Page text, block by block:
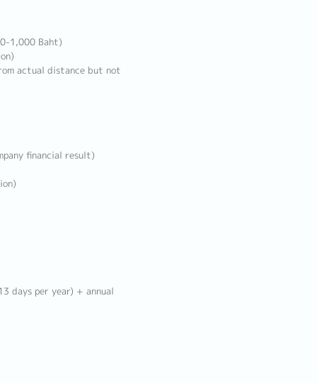
1,000 Baht)
actual distance but not
financial result)
days per year) + annual